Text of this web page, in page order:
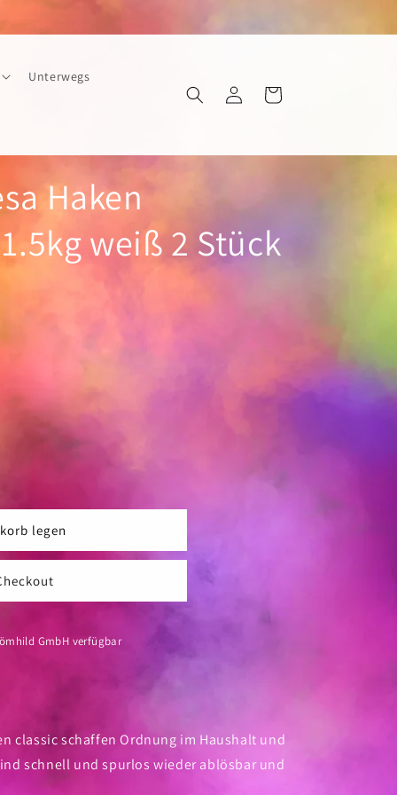
Unterwegs
EinloggenWarenkorb
Haken
weiß 2 Stück
legen
GmbH verfügbar
classic schaffen Ordnung im Haushalt und
schnell und spurlos wieder ablösbar und